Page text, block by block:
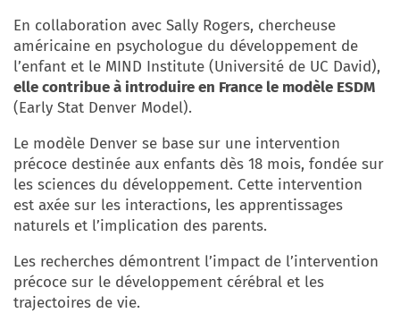
En collaboration avec Sally Rogers, chercheuse
américaine en psychologue du développement de
l’enfant et le MIND Institute (Université de UC David),
elle contribue à introduire en France le modèle ESDM
(Early Stat Denver Model).
Le modèle Denver se base sur une intervention
précoce destinée aux enfants dès 18 mois, fondée sur
les sciences du développement. Cette intervention
est axée sur les interactions, les apprentissages
naturels et l’implication des parents.
Les recherches démontrent l’impact de l’intervention
précoce sur le développement cérébral et les
trajectoires de vie.